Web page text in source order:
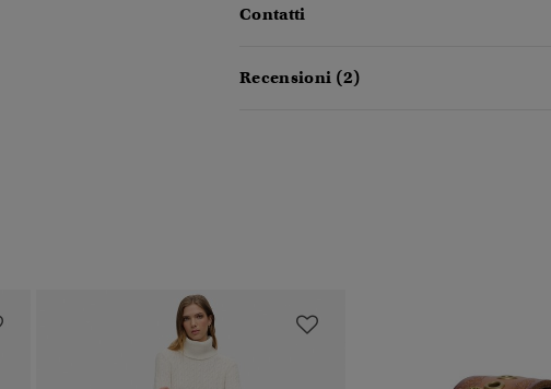
Contatti
Recensioni (2)